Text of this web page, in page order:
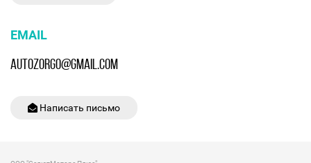
EMAIL
AUTOZORGO@GMAIL.COM
Написать письмо